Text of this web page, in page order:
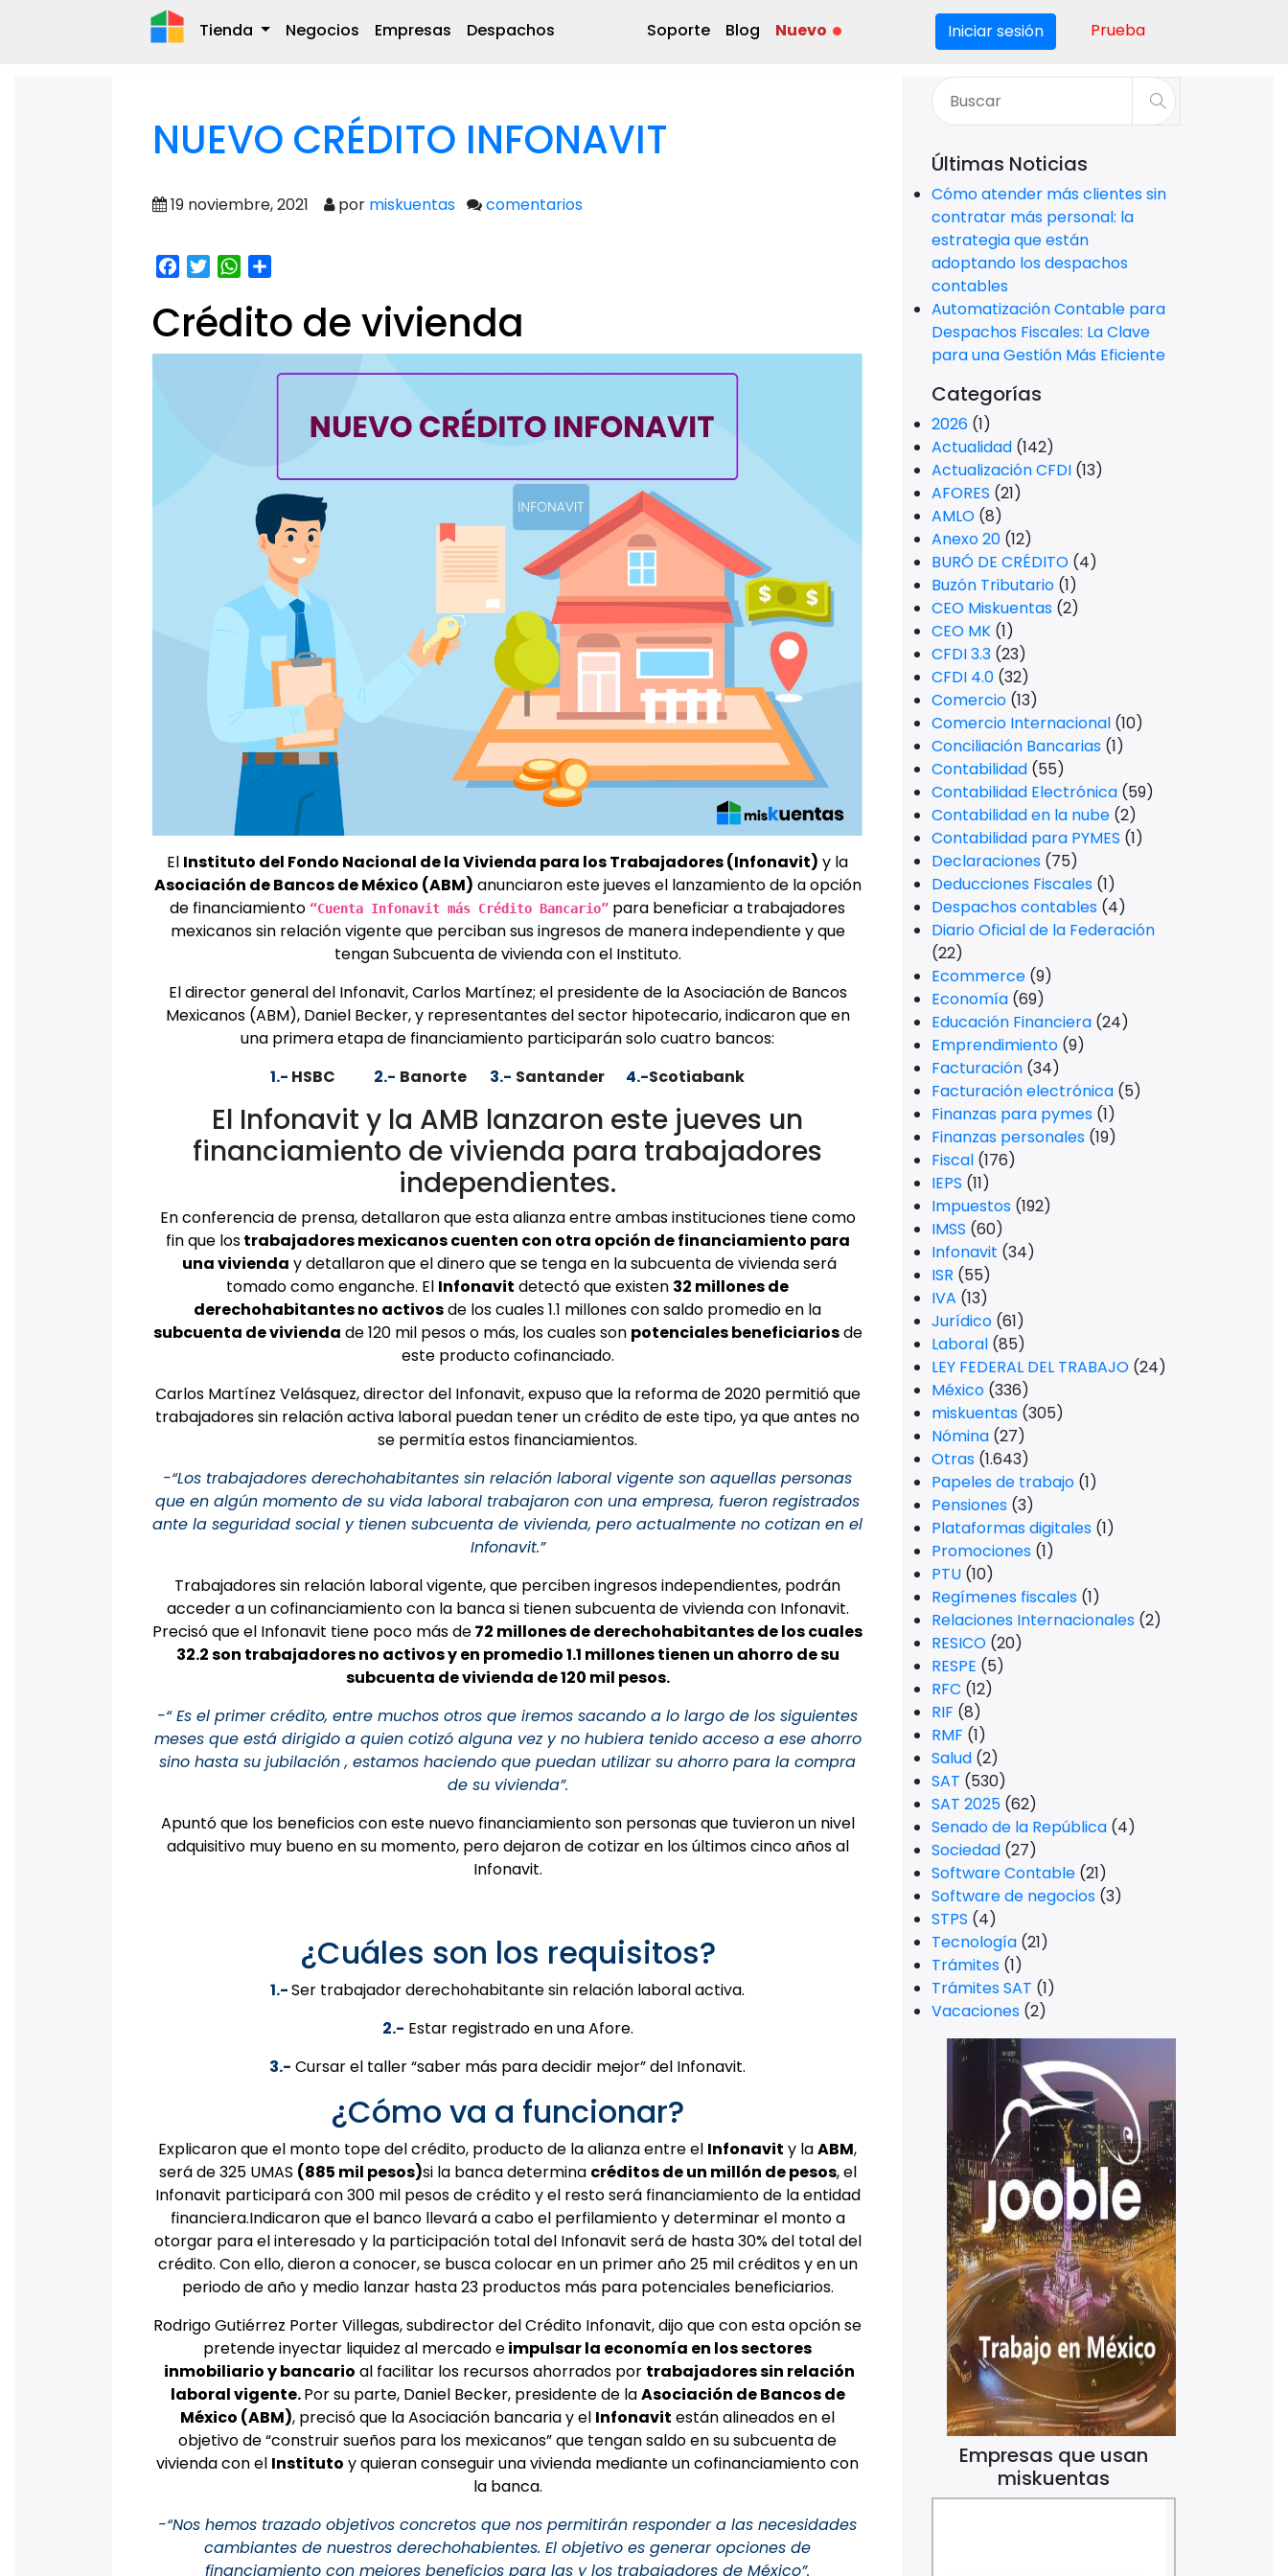
Tienda Negocios Empresas Despachos Soporte Blog Nuevo Iniciar sesión Prueba
NUEVO CRÉDITO INFONAVIT
19 noviembre, 2021 por miskuentas comentarios
Facebook
TwitterWhatsApp
Crédito de vivienda
El Instituto del Fondo Nacional de la Vivienda para los Trabajadores (Infonavit) y la
Asociación de Bancos de México (ABM) anunciaron este jueves el lanzamiento de la opción
de financiamiento “Cuenta Infonavit más Crédito Bancario” para beneficiar a trabajadores
mexicanos sin relación vigente que perciban sus ingresos de manera independiente y que
tengan Subcuenta de vivienda con el Instituto.
El director general del Infonavit, Carlos Martínez; el presidente de la Asociación de Bancos
Mexicanos (ABM), Daniel Becker, y representantes del sector hipotecario, indicaron que en
una primera etapa de financiamiento participarán solo cuatro bancos:
1.- HSBC 2.- Banorte 3.- Santander 4.-Scotiabank
El Infonavit y la AMB lanzaron este jueves un
financiamiento de vivienda para trabajadores
independientes.
En conferencia de prensa, detallaron que esta alianza entre ambas instituciones tiene como
fin que lostrabajadores mexicanos cuenten con otra opción de financiamiento para
una vivienda y detallaron que el dinero que se tenga en la subcuenta de vivienda será
tomado como enganche. El Infonavit detectó que existen 32 millones de
derechohabitantes no activosde los cuales 1.1 millones con saldo promedio en la
subcuenta de vivienda de 120 mil pesos o más, los cuales son potenciales beneficiariosde
este producto cofinanciado.
Carlos Martínez Velásquez, director del Infonavit, expuso que la reforma de 2020 permitió que
trabajadores sin relación activa laboral puedan tener un crédito de este tipo, ya que antes no
se permitía estos financiamientos.
-“Los trabajadores derechohabitantes sin relación laboral vigente son aquellas personas
que en algún momento de su vida laboral trabajaron con una empresa, fueron registrados
ante la seguridad social y tienen subcuenta de vivienda, pero actualmente no cotizan en el
Infonavit.”
Trabajadores sin relación laboral vigente, que perciben ingresos independientes, podrán
acceder a un cofinanciamiento con la banca si tienen subcuenta de vivienda con Infonavit.
Precisó que el Infonavit tiene poco más de72 millones de derechohabitantes de los cuales
32.2 son trabajadores no activos y en promedio 1.1 millones tienen un ahorro de su
subcuenta de vivienda de 120 mil pesos.
-“ Es el primer crédito, entre muchos otros que iremos sacando a lo largo de los siguientes
meses que está dirigido a quien cotizó alguna vez y no hubiera tenido acceso a ese ahorro
sino hasta su jubilación , estamos haciendo que puedan utilizar su ahorro para la compra
de su vivienda”.
Apuntó que los beneficios con este nuevo financiamiento son personas que tuvieron un nivel
adquisitivo muy bueno en su momento, pero dejaron de cotizar en los últimos cinco años al
Infonavit.
¿Cuáles son los requisitos?
1.-Ser trabajador derechohabitante sin relación laboral activa.
2.- Estar registrado en una Afore.
3.- Cursar el taller “saber más para decidir mejor” del Infonavit.
¿Cómo va a funcionar?
Explicaron que el monto tope del crédito, producto de la alianza entre el Infonavit y laABM,
será de 325 UMAS (885 mil pesos)si la banca determina créditos de un millón de pesos, el
Infonavit participará con 300 mil pesos de crédito y el resto será financiamiento de la entidad
financiera.Indicaron que el banco llevará a cabo el perfilamiento y determinar el monto a
otorgar para el interesado y la participación total del Infonavit será de hasta 30% del total del
crédito. Con ello, dieron a conocer, se busca colocar en un primer año 25 mil créditos y en un
periodo de año y medio lanzar hasta 23 productos más para potenciales beneficiarios.
Rodrigo Gutiérrez Porter Villegas, subdirector del Crédito Infonavit, dijo que con esta opción se
pretende inyectar liquidez al mercado eimpulsar la economía en los sectores
inmobiliario y bancario al facilitar los recursos ahorrados por trabajadores sin relación
laboral vigente.Por su parte, Daniel Becker, presidente de laAsociación de Bancos de
México (ABM), precisó que la Asociación bancaria y el Infonavit están alineados en el
objetivo de “construir sueños para los mexicanos” que tengan saldo en su subcuenta de
vivienda con el Instituto y quieran conseguir una vivienda mediante un cofinanciamiento con
la banca.
-“Nos hemos trazado objetivos concretos que nos permitirán responder a las necesidades
cambiantes de nuestros derechohabientes. El objetivo es generar opciones de
financiamiento con mejores beneficios para las y los trabajadores de México”.
Últimas Noticias
Cómo atender más clientes sin
contratar más personal: la
estrategia que están
adoptando los despachos
contables
Automatización Contable para
Despachos Fiscales: La Clave
para una Gestión Más Eficiente
Categorías
2026 (1)
Actualidad (142)
Actualización CFDI (13)
AFORES (21)
AMLO (8)
Anexo 20 (12)
BURÓ DE CRÉDITO (4)
Buzón Tributario (1)
CEO Miskuentas (2)
CEO MK (1)
CFDI 3.3 (23)
CFDI 4.0 (32)
Comercio (13)
Comercio Internacional (10)
Conciliación Bancarias (1)
Contabilidad (55)
Contabilidad Electrónica (59)
Contabilidad en la nube (2)
Contabilidad para PYMES (1)
Declaraciones (75)
Deducciones Fiscales (1)
Despachos contables (4)
Diario Oficial de la Federación
(22)
Ecommerce (9)
Economía (69)
Educación Financiera (24)
Emprendimiento (9)
Facturación (34)
Facturación electrónica (5)
Finanzas para pymes (1)
Finanzas personales (19)
Fiscal (176)
IEPS (11)
Impuestos (192)
IMSS (60)
Infonavit (34)
ISR (55)
IVA (13)
Jurídico (61)
Laboral (85)
LEY FEDERAL DEL TRABAJO (24)
México (336)
miskuentas (305)
Nómina (27)
Otras (1.643)
Papeles de trabajo (1)
Pensiones (3)
Plataformas digitales (1)
Promociones (1)
PTU (10)
Regímenes fiscales (1)
Relaciones Internacionales (2)
RESICO (20)
RESPE (5)
RFC (12)
RIF (8)
RMF (1)
Salud (2)
SAT (530)
SAT 2025 (62)
Senado de la República (4)
Sociedad (27)
Software Contable (21)
Software de negocios (3)
STPS (4)
Tecnología (21)
Trámites (1)
Trámites SAT (1)
Vacaciones (2)
Empresas que usan
miskuentas